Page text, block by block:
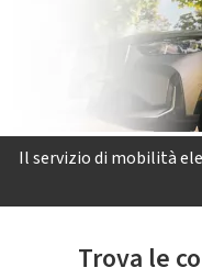
Il servizio di mobilità
Trova le